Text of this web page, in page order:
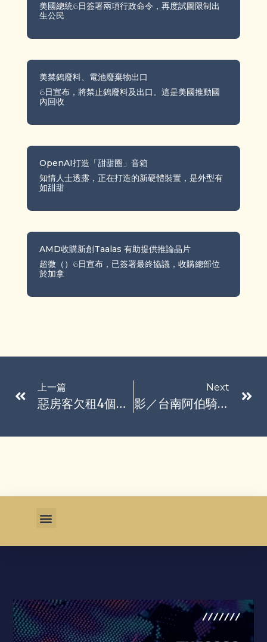
美國總統6日簽署兩項行政命令，再度試圖限制出
生公民
美禁鎢廢料、電池廢棄物出口
6日宣布，將禁止鎢廢料及出口。這是美國推動國
內回收
OpenAI打造「甜甜圈」音箱
知情人士透露，正在打造的新硬體裝置，是外型有
如甜甜
AMD收購新創Taalas 有助提供推論晶片
超微（）6日宣布，已簽署最終協議，收購總部位
於加拿
上一篇
惡房客欠租4個月落跑！「滿屋寵物排泄物」房東損20萬 怒吐無奈心聲
Next
影／台南阿伯騎車等紅燈見人掉東西…好心彎腰撿 右手轉油門撞前車